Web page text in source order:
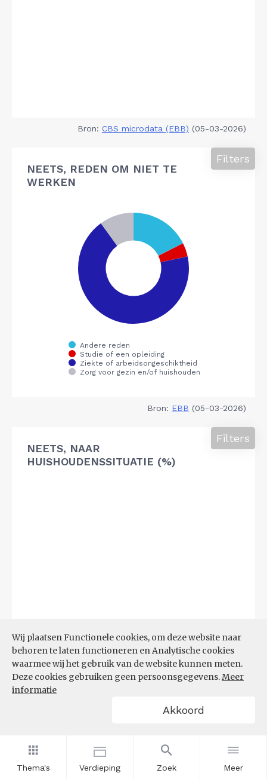
Thema's Verdieping Zoek Meer
Wij plaatsen Functionele cookies, om deze website naar
behoren te laten functioneren en Analytische cookies
waarmee wij het gebruik van de website kunnen meten.
Deze cookies gebruiken geen persoonsgegevens.Meer
informatie
Akkoord
Bron: CBS microdata (EBB) (05-03-2026)
NEETS, REDEN OM NIET TE
WERKEN
Filters
Bron: EBB (05-03-2026)
NEETS, NAAR
HUISHOUDENSSITUATIE (%)
Filters